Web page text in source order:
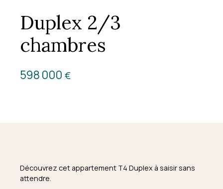
Duplex 2/3
chambres
598 000 €
Découvrez cet appartement T4 Duplex à saisir sans
attendre.